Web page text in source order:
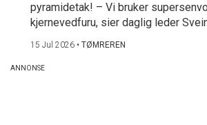
pyramidetak! – Vi bruker
kjernevedfuru, sier daglig leder
15 Jul 2026 • TØMREREN